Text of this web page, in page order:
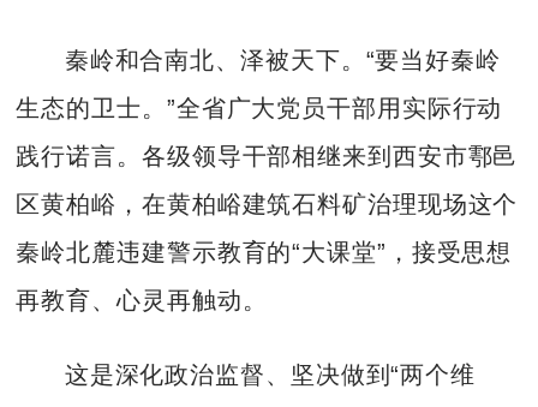
秦岭和合南北、泽被天下。“要当好秦岭
生态的卫士。”全省广大党员干部用实际行动
践行诺言。各级领导干部相继来到西安市鄠邑
区黄柏峪，在黄柏峪建筑石料矿治理现场这个
秦岭北麓违建警示教育的“大课堂”，接受思想
再教育、心灵再触动。
这是深化政治监督、坚决做到“两个维